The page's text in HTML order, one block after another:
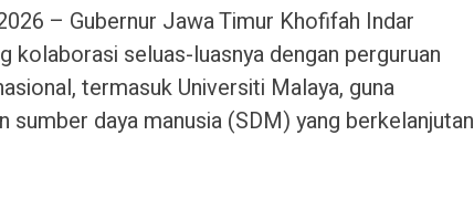
– Gubernur Jawa Timur Khofifah Indar
kolaborasi seluas-luasnya dengan perguruan
termasuk Universiti Malaya, guna
sumber daya manusia (SDM) yang berkelanjutan